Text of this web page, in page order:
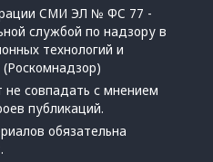
СМИ ЭЛ № ФС 77 -
службой по надзору в
технологий и
совпадать с мнением
публикаций.
обязательна